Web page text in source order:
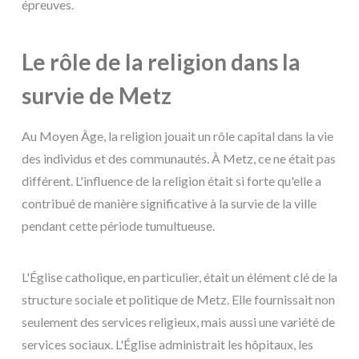
épreuves.
Le rôle de la religion dans la
survie de Metz
Au Moyen Âge, la religion jouait un rôle capital dans la vie
des individus et des communautés. À Metz, ce ne était pas
différent. L'influence de la religion était si forte qu'elle a
contribué de manière significative à la survie de la ville
pendant cette période tumultueuse.
L'Église catholique, en particulier, était un élément clé de la
structure sociale et politique de Metz. Elle fournissait non
seulement des services religieux, mais aussi une variété de
services sociaux. L'Église administrait les hôpitaux, les